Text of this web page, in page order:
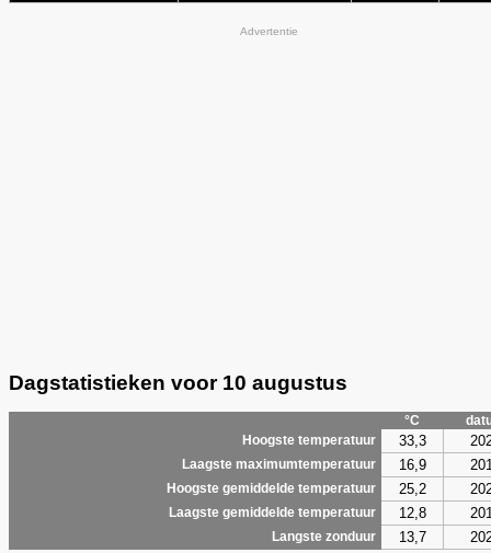
Advertentie
Dagstatistieken voor 10 augustus
°C
Hoogste temperatuur
33,3
Laagste maximumtemperatuur 16,9
Hoogste gemiddelde temperatuur 25,2
Laagste gemiddelde temperatuur 12,8
Langste zonduur 13,7